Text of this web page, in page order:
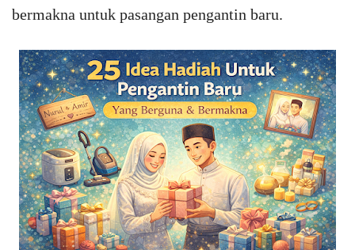
bermakna untuk pasangan pengantin baru.